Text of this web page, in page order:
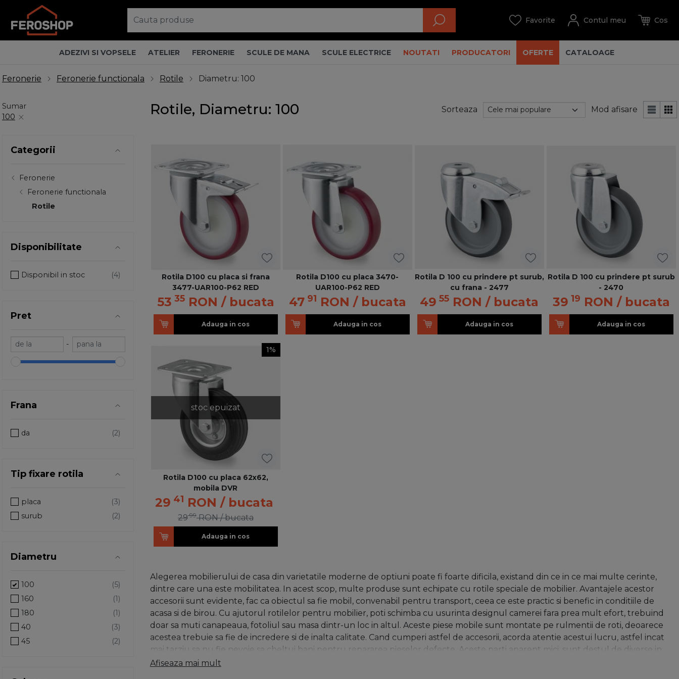
ADEZIVI SI VOPSELE ATELIER FERONERIE SCULE DE MANA SCULE ELECTRICE NOUTATI PRODUCATORI OFERTE CATALOAGE
Feronerie Feronerie functionala Rotile Diametru: 100
Sumar
100
Categorii
Feronerie
Feronerie functionala
Rotile
Disponibilitate
Disponibil in stoc
Pret
-
Frana
da
Tip fixare rotila
placa
surub
Diametru
100
160
180
40
45
Rotile, Diametru: 100 Sorteaza Mod afisare
Rotila D100 cu placa si frana
3477-UAR100-P62 RED
53 35 RON / bucata
Adauga in cos
Rotila D100 cu placa 3470-
UAR100-P62 RED
4791 RON / bucata
Adauga in cos
Rotila D 100 cu prindere pt surub,
cu frana - 2477
49 55 RON / bucata
Adauga in cos
Rotila D 100 cu prindere pt surub
- 2470
39 19 RON / bucata
Adauga in cos
stoc epuizat
1%
Rotila D100 cu placa 62x62,
mobila DVR
29 41 RON / bucata
2999 RON / bucata
Adauga in cos
Alegerea mobilierului de casa din varietatile moderne de optiuni poate fi foarte dificila, existand din ce in ce mai multe cerinte,
dintre care una este mobilitatea. In acest scop, multe produse sunt echipate cu rotile speciale de mobilier. Avantajele acestor
accesorii sunt evidente, fac ca obiectul sa fie mobil, convenabil pentru transport, ceea ce este practic si benefic in conditiile de
acasa si de birou. Cu ajutorul rotilelor pentru mobilier, poti schimba cu usurinta designul camerei fara prea mult efort, trebuind
doar sa muti canapeaua, fotoliul sau masa dintr-un loc in altul. Aceste piese mobile sunt montate pe rulmentii de roti, deoarece
acestea trebuie sa fie de incredere si de inalta calitate. Cand cumperi astfel de accesorii, acorda atentie acestui lucru, astfel incat
mai tarziu sa nu fie nevoie sa cheltui bani pentru repararea pieselor defecte. Aceste parti aparent mici, sunt destul de diverse in
ceea ce priveste formele, dimensiunile si materialul de fabricatie, deci ar trebui alese cu atentie. Cele mai frecvente materiale sunt:
Afiseaza mai mult